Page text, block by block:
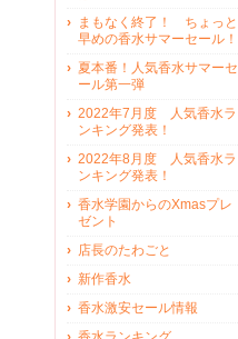
まもなく終了！ ちょっと
早めの香水サマーセール！
夏本番！人気香水サマーセ
ール第一弾
2022年7月度 人気香水ラ
ンキング発表！
2022年8月度 人気香水ラ
ンキング発表！
香水学園からのXmasプレ
ゼント
店長のたわごと
新作香水
香水激安セール情報